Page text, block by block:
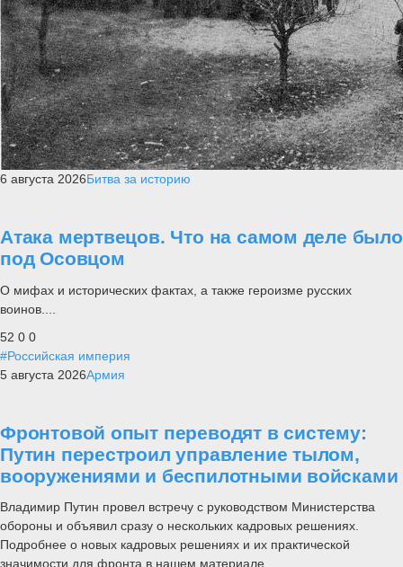
6 августа 2026Битва за историю
Атака мертвецов. Что на самом деле было
под Осовцом
О мифах и исторических фактах, а также героизме русских
воинов....
52 0 0
#Российская империя
5 августа 2026Армия
Фронтовой опыт переводят в систему:
Путин перестроил управление тылом,
вооружениями и беспилотными войсками
Владимир Путин провел встречу с руководством Министерства
обороны и объявил сразу о нескольких кадровых решениях.
Подробнее о новых кадровых решениях и их практической
значимости для фронта в нашем материале.